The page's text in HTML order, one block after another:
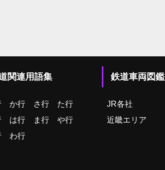
関連用語集
か行 さ行
た行
は行 ま行
や行
わ行
鉄道車両図鑑
JR各社
近畿エリア